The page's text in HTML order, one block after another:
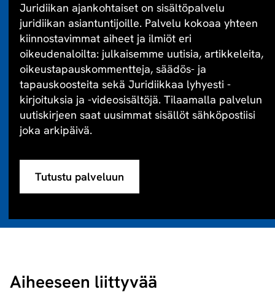
Juridiikan ajankohtaiset on sisältöpalvelu
juridiikan asiantuntijoille. Palvelu kokoaa yhteen
kiinnostavimmat aiheet ja ilmiöt eri
oikeudenaloilta: julkaisemme uutisia, artikkeleita,
oikeustapauskommentteja, säädös- ja
tapauskoosteita sekä Juridiikkaa lyhyesti -
kirjoituksia ja -videosisältöjä. Tilaamalla palvelun
uutiskirjeen saat uusimmat sisällöt sähköpostiisi
joka arkipäivä.
Tutustu palveluun
Aiheeseen liittyvää